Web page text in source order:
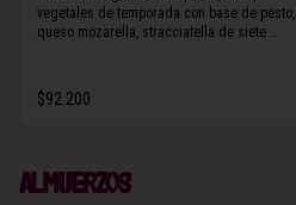
vegetales de temporada con base de pesto,
queso mozarella, stracciatella de siete
padano y albahaca fresca.
$92.200
Almuerzos